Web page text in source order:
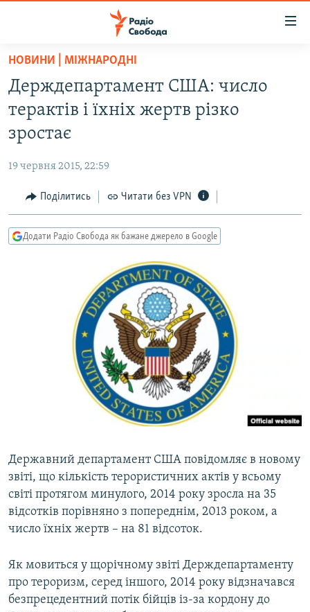
Перейти
основного
матеріалу
Перейти
до
основної
навігації
Перейти
до
пошуку
ВСЕ ЗА ДОБУ
СТАТТІ
ЕКОНОМІКА
СУСПІЛЬСТВО
РОСІЙСЬКА «ФІЛЬТРАЦІЯ»
ДОНБАС.РЕАЛІЇ
ТИ ЯК?
КИТАЙ.ВИКЛИКИ
МУЛЬТИМЕДІА
СПЕЦПРОЄКТИ
КРИМ РЕАЛІЇ
РУС
УКР
КТАТ
ДОЛУЧАЙСЯ!
НОВИНИ | МІЖНАРОДНІ
Держдепартамент США: число
терактів і їхніх жертв різко
зростає
19 червня 2015, 22:59
Поділитись Читати без VPN
Додати Радіо Свобода як бажане джерело в Google
Державний департамент США повідомляє в новому
звіті, що кількість терористичних актів у всьому
світі протягом минулого, 2014 року зросла на 35
відсотків порівняно з попереднім, 2013 роком, а
число їхніх жертв – на 81 відсоток.
Як мовиться у щорічному звіті Держдепартаменту
про тероризм, серед іншого, 2014 року відзначався
безпрецедентний потік бійців із-за кордону до